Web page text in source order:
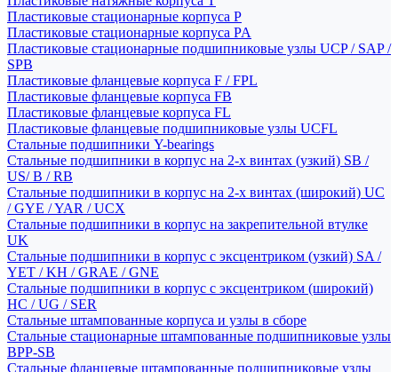
Пластиковые стационарные корпуса P
Пластиковые стационарные корпуса PA
Пластиковые стационарные подшипниковые узлы UCP / SAP /
SPB
Пластиковые фланцевые корпуса F / FPL
Пластиковые фланцевые корпуса FB
Пластиковые фланцевые корпуса FL
Пластиковые фланцевые подшипниковые узлы UCFL
Стальные подшипники Y-bearings
Стальные подшипники в корпус на 2-х винтах (узкий) SB /
US/ B / RB
Стальные подшипники в корпус на 2-х винтах (широкий) UC
/ GYE / YAR / UCX
Стальные подшипники в корпус на закрепительной втулке
UK
Стальные подшипники в корпус с эксцентриком (узкий) SA /
YET / KH / GRAE / GNE
Стальные подшипники в корпус с эксцентриком (широкий)
HC / UG / SER
Стальные штампованные корпуса и узлы в сборе
Стальные стационарные штампованные подшипниковые узлы
BPP-SB
Стальные фланцевые штампованные подшипниковые узлы